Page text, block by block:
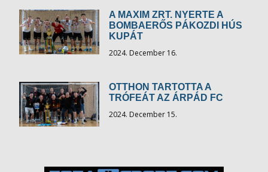
A MAXIM ZRT. NYERTE A
BOMBAERŐS PÁKOZDI HÚS
KUPÁT
2024. December 16.
OTTHON TARTOTTA A
TRÓFEÁT AZ ÁRPÁD FC
2024. December 15.